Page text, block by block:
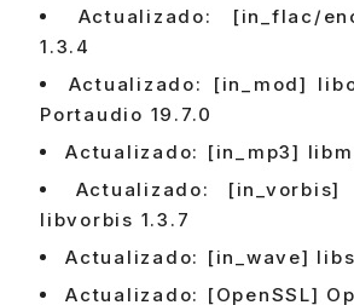
Actualizado: [in_flac/
1.3.4
Actualizado: [in_mod]
Portaudio 19.7.0
Actualizado: [in_mp3]
Actualizado:
libvorbis 1.3.7
Actualizado: [in_wave]
Actualizado: [OpenSSL]